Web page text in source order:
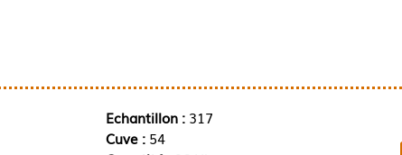
Echantillon :317
Cuve : 54